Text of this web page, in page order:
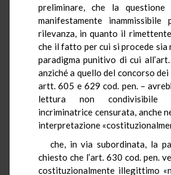
preliminare, che la questione
manifestamente
rilevanza, in quanto il
che il fatto per cui si procede sia
paradigma punitivo di cui
anziché a quello del concorso
artt. 605 e 629 cod. pen. –
lettura non condivisibile
incriminatrice censurata, anche
interpretazione
che, in via subordinata, la
chiesto che l’art. 630 cod. pen.
costituzionalmente illegittimo